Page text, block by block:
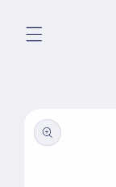
dung
thông
tin sản